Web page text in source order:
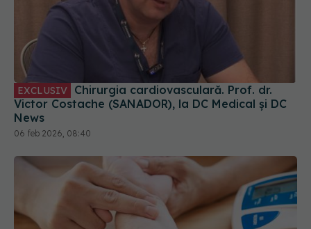
EXCLUSIV
Victor Costache (SANADOR), la DC Medical și DC
News
06 feb 2026, 08:40